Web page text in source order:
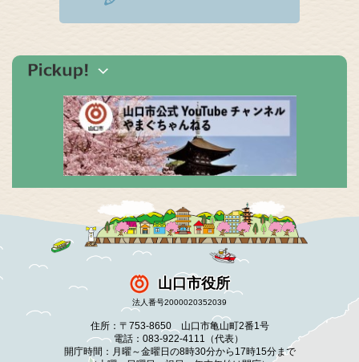
山口市役所
法人番号2000020352039
住所：〒753-8650 山口市亀山町2番1号
電話：083-922-4111（代表）
開庁時間：月曜～金曜日の8時30分から17時15分まで